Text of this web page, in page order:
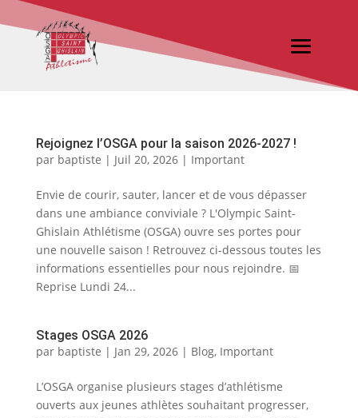
Rejoignez l’OSGA pour la saison 2026-2027 !
par baptiste | Juil 20, 2026| Important
Envie de courir, sauter, lancer et de vous dépasser
dans une ambiance conviviale ? L'Olympic Saint-
Ghislain Athlétisme (OSGA) ouvre ses portes pour
une nouvelle saison ! Retrouvez ci-dessous toutes les
informations essentielles pour nous rejoindre. 📅
Reprise Lundi 24...
Stages OSGA 2026
par baptiste | Jan 29, 2026| Blog, Important
L’OSGA organise plusieurs stages d’athlétisme
ouverts aux jeunes athlètes souhaitant progresser,